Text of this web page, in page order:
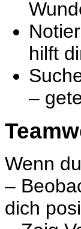
hilft
–
Wenn
–
dich